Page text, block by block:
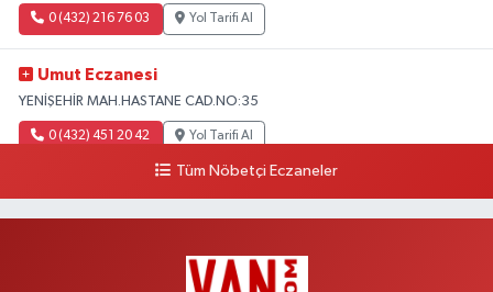
0 (432) 216 76 03 Yol Tarifi Al
Umut Eczanesi
YENİŞEHİR MAH.HASTANE CAD.NO:35
0 (432) 451 20 42 Yol Tarifi Al
VALİ MİTHAT BEY MAH.SIHKE CAD.HZ.ÖMER CAMİ YANI NO:6B
Yol Tarifi Al
Tüm Nöbetçi Eczaneler